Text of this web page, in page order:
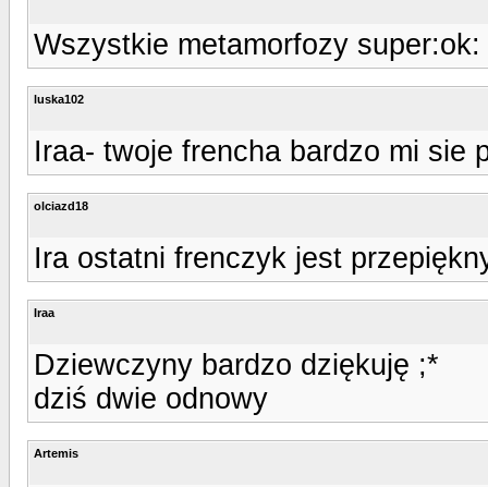
Wszystkie metamorfozy super:ok:
luska102
Iraa- twoje frencha bardzo mi sie
olciazd18
Ira ostatni frenczyk jest
Iraa
Dziewczyny bardzo dziękuję ;*
dziś dwie odnowy
Artemis